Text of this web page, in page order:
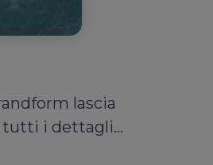
lascia
tutti i dettagli...